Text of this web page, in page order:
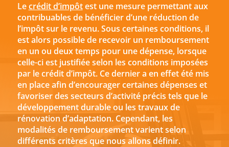
Lecrédit d’impôtest une mesure permettant aux
contribuables de bénéficier d’une réduction de
l’impôt sur le revenu. Sous certaines conditions, il
est alors possible de recevoir un remboursement
en un ou deux temps pour une dépense, lorsque
celle-ci est justifiée selon les conditions imposées
par le crédit d’impôt. Ce dernier a en effet été mis
en place afin d’encourager certaines dépenses et
favoriser des secteurs d’activité précis tels que le
développement durable ou les travaux de
rénovation d’adaptation. Cependant, les
modalités de remboursement varient selon
différents critères que nous allons définir.